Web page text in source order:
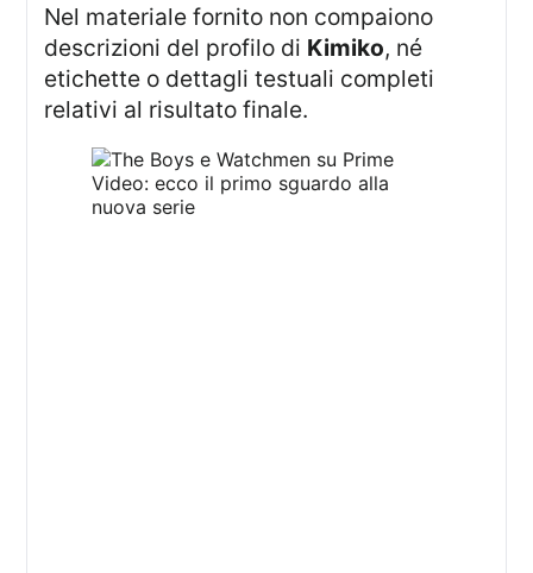
Nel materiale fornito non compaiono
descrizioni del profilo di Kimiko, né
etichette o dettagli testuali completi
relativi al risultato finale.